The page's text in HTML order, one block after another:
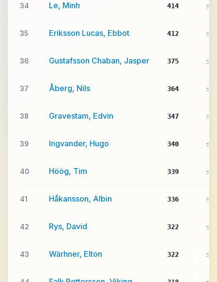
34 Le, Minh 414 ±0
35 Eriksson Lucas, Ebbot 412 ±0
36 Gustafsson Chaban, Jasper 375 ±0
37 Åberg, Nils 364 ±0
38 Gravestam, Edvin 347 ±0
39 Ingvander, Hugo 340 ±0
40 Höög, Tim 339 ±0
41 Håkansson, Albin 336 ±0
42 Rys, David 322 ±0
43 Wärhner, Elton 322 ±0